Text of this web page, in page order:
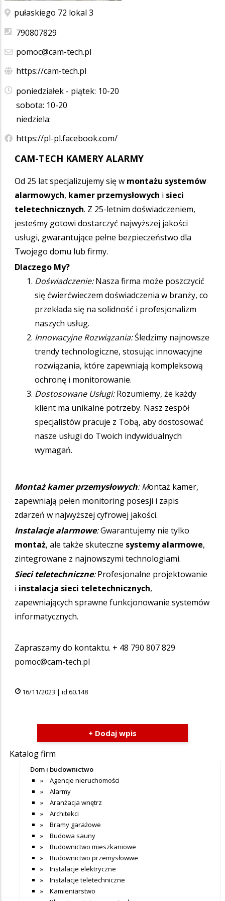
pułaskiego 72 lokal 3
790807829
pomoc@cam-tech.pl
https://cam-tech.pl
poniedziałek - piątek: 10-20
sobota: 10-20
niedziela:
https://pl-pl.facebook.com/
CAM-TECH KAMERY ALARMY
Od 25 lat specjalizujemy się w montażu systemów
alarmowych, kamer przemysłowych i sieci
teletechnicznych. Z 25-letnim doświadczeniem,
jesteśmy gotowi dostarczyć najwyższej jakości
usługi, gwarantujące pełne bezpieczeństwo dla
Twojego domu lub firmy.
Dlaczego My?
Doświadczenie:Nasza firma może poszczycić
się ćwierćwieczem doświadczenia w branży, co
przekłada się na solidność i profesjonalizm
naszych usług.
Innowacyjne Rozwiązania:Śledzimy najnowsze
trendy technologiczne, stosując innowacyjne
rozwiązania, które zapewniają kompleksową
ochronę i monitorowanie.
Dostosowane Usługi:Rozumiemy, że każdy
klient ma unikalne potrzeby. Nasz zespół
specjalistów pracuje z Tobą, aby dostosować
nasze usługi do Twoich indywidualnych
wymagań.
Montaż kamer przemysłowych: Montaż kamer,
zapewniają pełen monitoring posesji i zapis
zdarzeń w najwyższej cyfrowej jakości.
Instalacje alarmowe:Gwarantujemy nie tylko
montaż, ale także skuteczne systemy alarmowe,
zintegrowane z najnowszymi technologiami.
Sieci teletechniczne:Profesjonalne projektowanie
i instalacja sieci teletechnicznych,
zapewniających sprawne funkcjonowanie systemów
informatycznych.
Zapraszamy do kontaktu. + 48 790 807 829
pomoc@cam-tech.pl
16/11/2023 | id 60.148
+ Dodaj wpis
Katalog firm
Dom i budownictwo
Agencje nieruchomości
Alarmy
Aranżacja wnętrz
Architekci
Bramy garażowe
Budowa sauny
Budownictwo mieszkaniowe
Budownictwo przemysłowwe
Instalacje elektryczne
Instalacje teletechniczne
Kamieniarstwo